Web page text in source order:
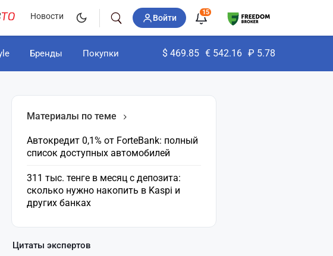
Новости Войти
15
Бренды Покупки $ 469.85 € 542.16 ₽ 5.78
Материалы по теме
Автокредит 0,1% от ForteBank: полный
список доступных автомобилей
311 тыс. тенге в месяц с депозита:
сколько нужно накопить в Kaspi и
других банках
Цитаты экспертов